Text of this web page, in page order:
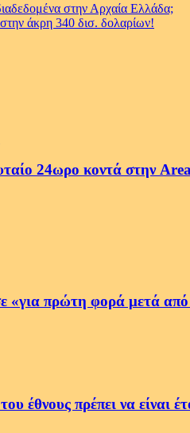
στην Αρχαία Ελλάδα;
άκρη 340 δισ. δολαρίων!
24ωρο κοντά στην
«για πρώτη φορά μετά
έθνους πρέπει να